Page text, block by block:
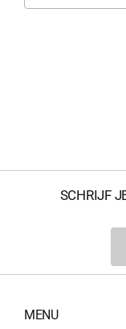
SCHRIJF
MENU